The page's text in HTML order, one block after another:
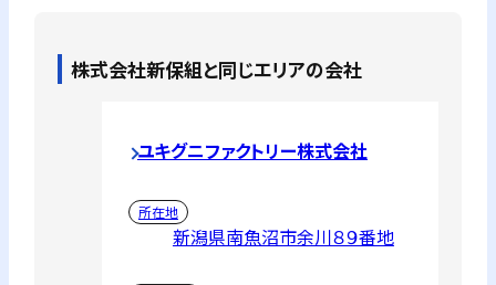
株式会社新保組と同じエリアの会社
ユキグニファクトリー株式会社
所在地
新潟県南魚沼市余川８９番地